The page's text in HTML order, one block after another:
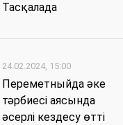
Тасқалада
24.02.2024, 15:00
Переметныйда әке
тәрбиесі аясында
әсерлі кездесу өтті